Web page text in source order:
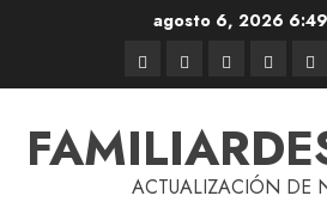
agosto 6, 2026
ACTUALIZACIÓN DE